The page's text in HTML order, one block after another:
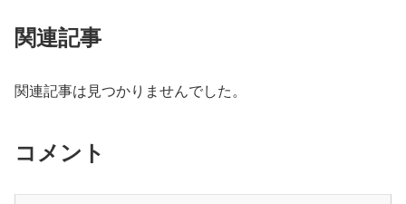
関連記事
関連記事は見つかりませんでした。
コメント